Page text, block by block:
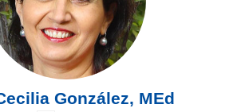
González, MEd